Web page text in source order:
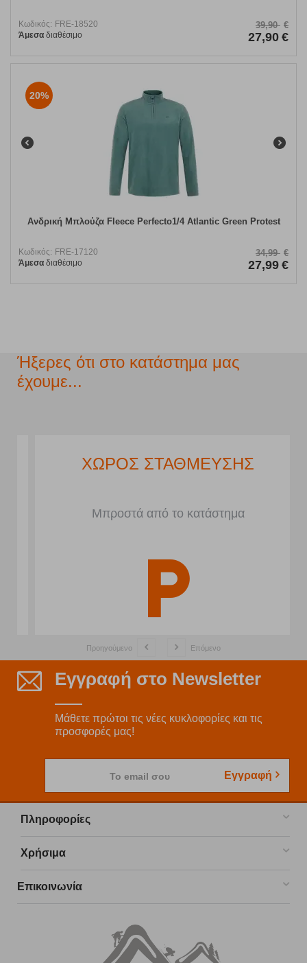
Κωδικός: FRE-18520
Άμεσα διαθέσιμο
39,90 €
27,90 €
20%
Ανδρική Μπλούζα Fleece Perfecto1/4 Atlantic Green Protest
Κωδικός: FRE-17120
Άμεσα διαθέσιμο
34,99 €
27,99 €
Ήξερες ότι στο κατάστημα μας
έχουμε...
ΧΩΡΟΣ ΣΤΑΘΜΕΥΣΗΣ
Μπροστά από το κατάστημα
Προηγούμενο Επόμενο
Εγγραφή στο Newsletter
Μάθετε πρώτοι τις νέες κυκλοφορίες και τις
προσφορές μας!
Το email σου Εγγραφή
Πληροφορίες
Χρήσιμα
Επικοινωνία